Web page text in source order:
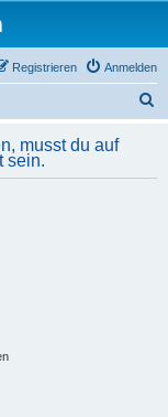
Anmelden
Registrieren
h
musst du auf
sein.